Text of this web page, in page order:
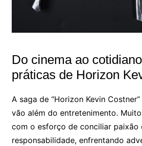
Do cinema ao
práticas de Horizon
A saga de “Horizon Kevin
vão além do entretenimento.
com o esforço de conciliar paixão
responsabilidade, enfrentando